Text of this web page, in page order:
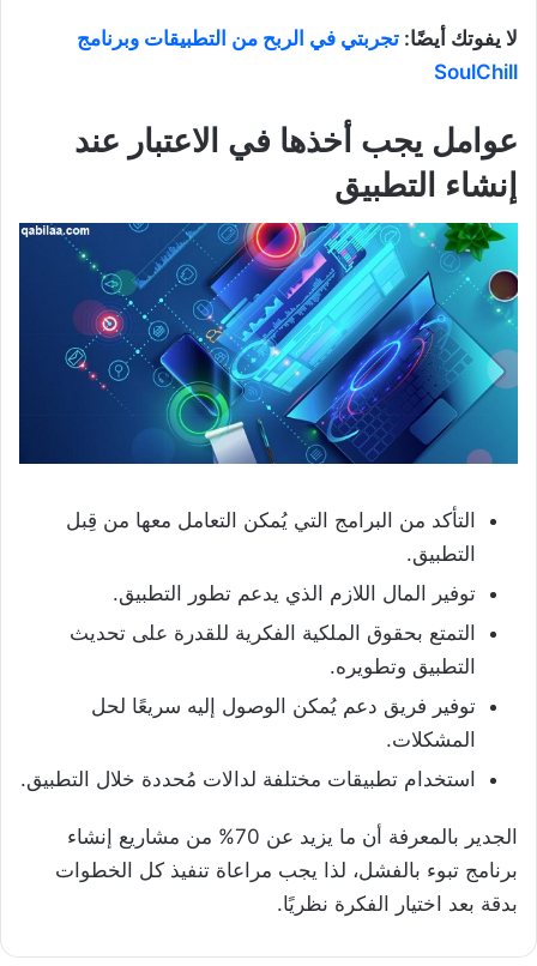
لا يفوتك أيضًا: تجربتي في الربح من التطبيقات وبرنامج
SoulChill
عوامل يجب أخذها في الاعتبار عند
إنشاء التطبيق
التأكد من البرامج التي يُمكن التعامل معها من قِبل
التطبيق.
توفير المال اللازم الذي يدعم تطور التطبيق.
التمتع بحقوق الملكية الفكرية للقدرة على تحديث
التطبيق وتطويره.
توفير فريق دعم يُمكن الوصول إليه سريعًا لحل
المشكلات.
استخدام تطبيقات مختلفة لدالات مُحددة خلال التطبيق.
الجدير بالمعرفة أن ما يزيد عن 70% من مشاريع إنشاء
برنامج تبوء بالفشل، لذا يجب مراعاة تنفيذ كل الخطوات
بدقة بعد اختيار الفكرة نظريًا.